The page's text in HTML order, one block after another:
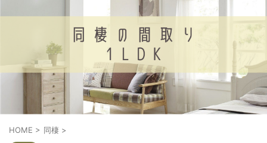
HOME > 同棲 >